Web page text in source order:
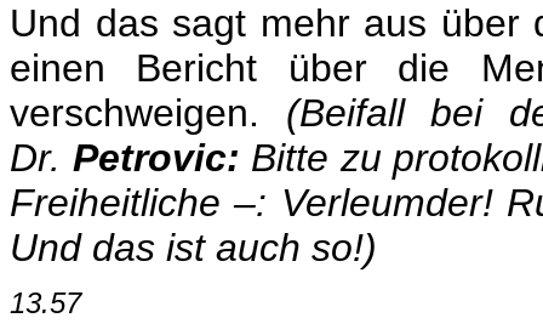
Und das sagt mehr aus über
einen Bericht über die
verschweigen. (Beifall bei
Dr. Petrovic: Bitte zu
Freiheitliche –: Verleumder!
Und das ist auch so!)
13.57